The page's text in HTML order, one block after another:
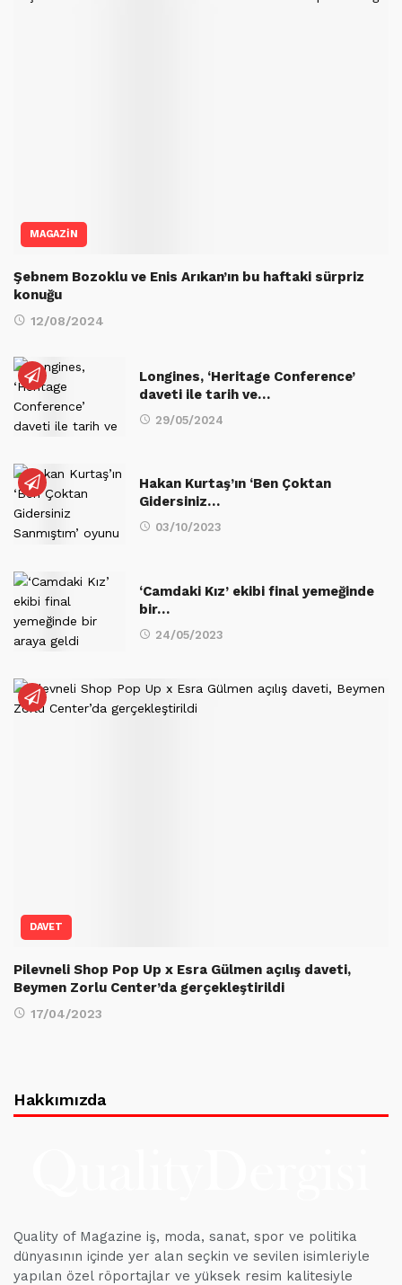
MAGAZİN
Şebnem Bozoklu ve Enis Arıkan’ın bu haftaki sürpriz
konuğu
12/08/2024
Longines, ‘Heritage Conference’
daveti ile tarih ve…
29/05/2024
Hakan Kurtaş’ın ‘Ben Çoktan
Gidersiniz…
03/10/2023
‘Camdaki Kız’ ekibi final yemeğinde
bir…
24/05/2023
DAVET
Pilevneli Shop Pop Up x Esra Gülmen açılış daveti,
Beymen Zorlu Center’da gerçekleştirildi
17/04/2023
Hakkımızda
Quality of Magazine iş, moda, sanat, spor ve politika
dünyasının içinde yer alan seçkin ve sevilen isimleriyle
yapılan özel röportajlar ve yüksek resim kalitesiyle